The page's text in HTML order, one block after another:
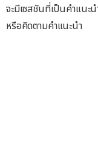
จะมีเซสชันที่เป็นคำแนะ
หรือคิดตามคำแนะนำ